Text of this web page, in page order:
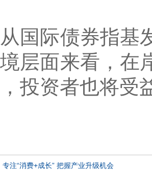
际债券指基发
层面来看，在
投资者也将受
专注“消费+成长” 把握产业升级机会